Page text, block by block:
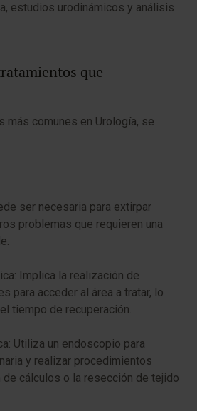
estudios urodinámicos y análisis
que
más comunes en Urología, se
ser necesaria para extirpar
problemas que requieren una
Implica la realización de
para acceder al área a tratar, lo
tiempo de recuperación.
Utiliza un endoscopio para
y realizar procedimientos
de cálculos o la resección de tejido